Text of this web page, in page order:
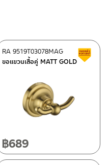
ยขัดทำความสะอาด ขัดหรือถู
งพาง เขตยานนาวา กรุงเทพฯ
/ 091-545-0556
นี่<<
Staff
นค้าลดราคา เคลียร์สต็อก
ขอแขวนเสื้อคู่ MATT GOLD
RA 9519T03078MAG
฿689